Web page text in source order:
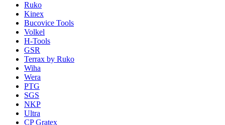
Ruko
Kinex
Bucovice Tools
Volkel
H-Tools
GSR
Terrax by Ruko
Wiha
Wera
PTG
SGS
NKP
Ultra
CP Gratex